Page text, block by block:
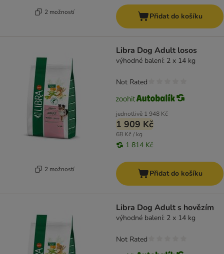
2 možností Přidat do košíku
2 možností
Libra Dog Adult losos
výhodné balení: 2 x 14 kg
jednotlivě 1 948 Kč
1 909 Kč
68 Kč / kg
1 814 Kč
Not Rated
Přidat do košíku
Libra Dog Adult s hovězím
výhodné balení: 2 x 14 kg
Not Rated